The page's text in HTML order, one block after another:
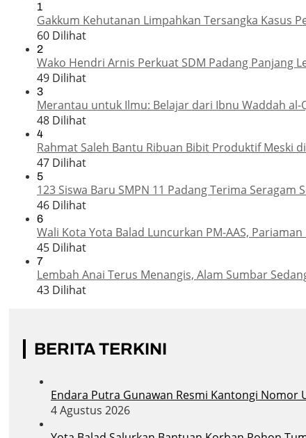
1
Gakkum Kehutanan Limpahkan Tersangka Kasus
60 Dilihat
2
Wako Hendri Arnis Perkuat SDM Padang Panjang
49 Dilihat
3
Merantau untuk Ilmu: Belajar dari Ibnu Waddah
48 Dilihat
4
Rahmat Saleh Bantu Ribuan Bibit Produktif Meski
47 Dilihat
5
123 Siswa Baru SMPN 11 Padang Terima
46 Dilihat
6
Wali Kota Yota Balad Luncurkan PM-AAS,
45 Dilihat
7
Lembah Anai Terus Menangis, Alam Sumbar
43 Dilihat
BERITA TERKINI
Endara Putra Gunawan Resmi Kantongi Nomor
4 Agustus 2026